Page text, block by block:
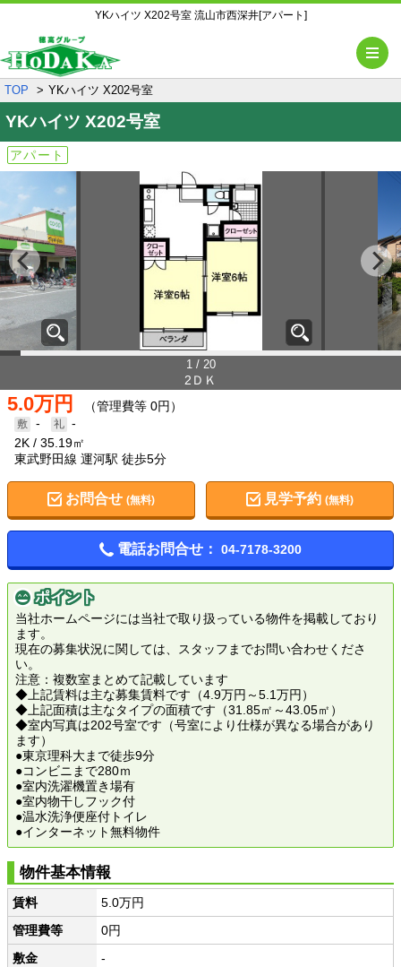
YKハイツ X202号室 流山市西深井[アパート]
TOP YKハイツ X202号室
YKハイツ X202号室
アパート
1 / 20
2ＤＫ
5.0万円 （管理費等 0円）
-
-
2K
35.19㎡
東武野田線 運河駅 徒歩5分
お問合せ (無料) 見学予約(無料)
電話お問合せ： 04-7178-3200
ポイント
当社ホームページには当社で取り扱っている物件を掲載しており
ます。
現在の募集状況に関しては、スタッフまでお問い合わせくださ
い。
注意：複数室まとめて記載しています
◆上記賃料は主な募集賃料です（4.9万円～5.1万円）
◆上記面積は主なタイプの面積です（31.85㎡～43.05㎡）
◆室内写真は202号室です（号室により仕様が異なる場合があり
ます）
●東京理科大まで徒歩9分
●コンビニまで280ｍ
●室内洗濯機置き場有
●室内物干しフック付
●温水洗浄便座付トイレ
●インターネット無料物件
物件基本情報
賃料
5.0万円
管理費等
0円
敷金
-